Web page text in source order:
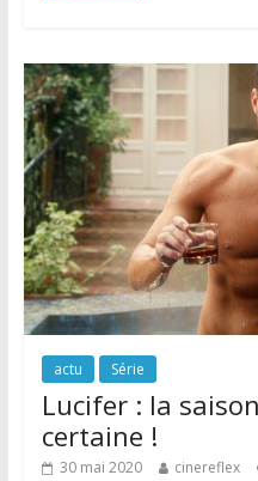
actu Série
Lucifer : la
certaine !
30 mai 2020 cinereflex